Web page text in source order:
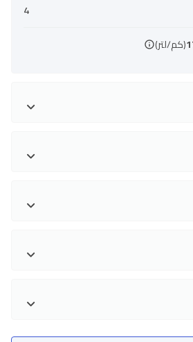
4
(كم/لتر)